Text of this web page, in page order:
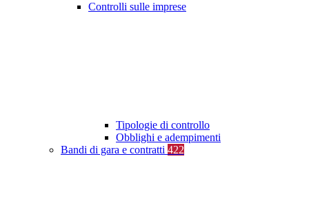
Controlli sulle imprese
Tipologie di controllo
Obblighi e adempimenti
Bandi di gara e contratti 422